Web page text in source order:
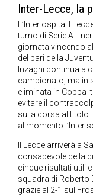
Inter-Lecce, la
L’Inter ospita il
turno di Serie A. I
giornata vincendo
del pari della
Inzaghi continua a
campionato, ma in
eliminata in Coppa
evitare il
sulla corsa al titolo.
al momento l’Inter
Il Lecce arriverà a
consapevole della
cinque risultati utili
squadra di Roberto
grazie al 2-1 sul